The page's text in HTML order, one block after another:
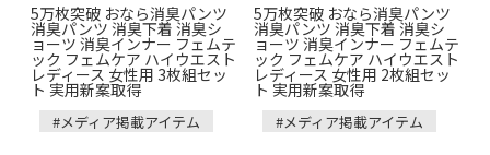
5万枚突破 おなら消臭パンツ
消臭パンツ 消臭下着 消臭シ
ョーツ 消臭インナー フェムテ
ック フェムケア ハイウエスト
レディース 女性用 3枚組セッ
ト 実用新案取得
#メディア掲載アイテム
5万枚突破 おなら消臭パンツ
消臭パンツ 消臭下着 消臭シ
ョーツ 消臭インナー フェムテ
ック フェムケア ハイウエスト
レディース 女性用 2枚組セッ
ト 実用新案取得
#メディア掲載アイテム